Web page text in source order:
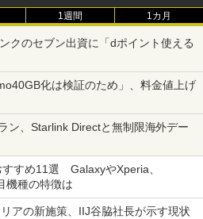
1週間 1カ月
クのセブン出資に「dポイント使える
化は検証のため」、料金値上げ
ン、Starlink Directと無制限海外デー
すめ11選 GalaxyやXperia、
機種の特徴は
アの新施策、IIJ谷脇社長が示す現状